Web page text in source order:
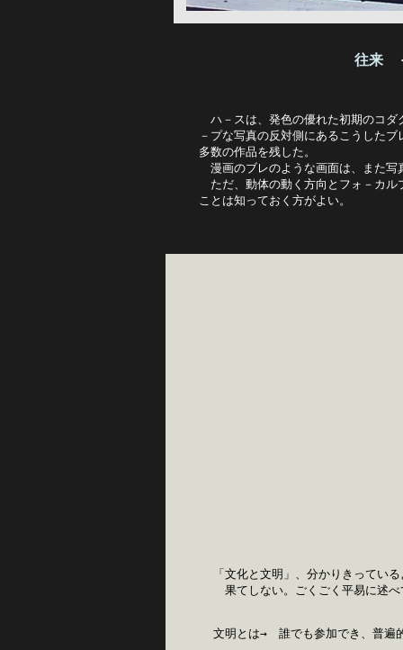
往来　
ハ－スは、発色の優れた初期のコダ
－プな写真の反対側にあるこうした
多数の作品を残した。
漫画のブレのような画面は、また写
ただ、動体の動く方向とフォ－カル
ことは知っておく方がよい。
「文化と文明」、分かりきってい
果てしない。ごくごく平易に述べ
文明とは→　誰でも参加でき、普遍